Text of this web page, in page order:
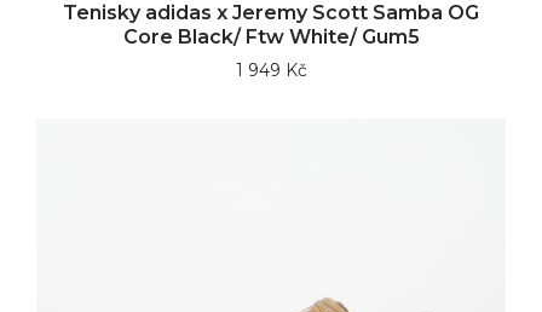
Tenisky adidas x Jeremy Scott Samba OG
Core Black/ Ftw White/ Gum5
1 949 Kč